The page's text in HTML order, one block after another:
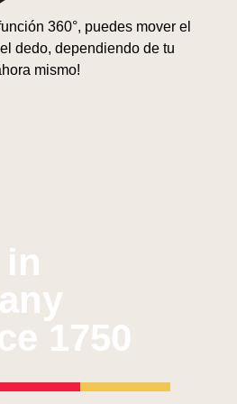
360°, puedes mover el
dedo, dependiendo de tu
mismo!
in
1750